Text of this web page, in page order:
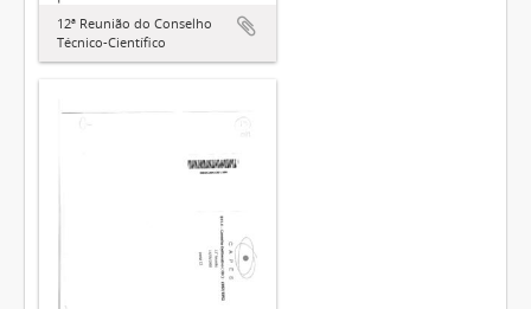
12ª Reunião do Conselho
Técnico-Científico